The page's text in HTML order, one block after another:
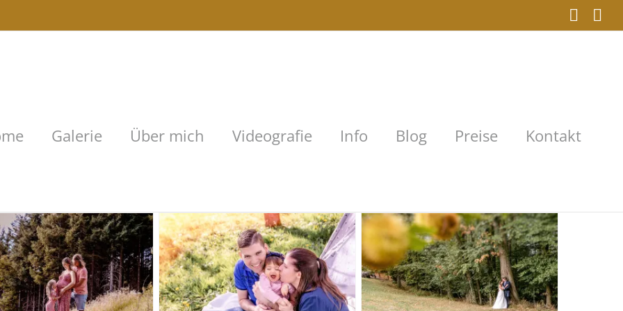
Galerie Über mich Videografie Info Blog Preise Kontakt
zur
Kirschblüte in
Achern
Hochzeit in der
Klosterkirche von
Sasbach